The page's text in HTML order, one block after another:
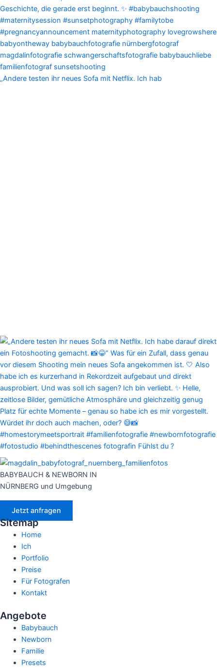
„Andere testen ihr neues Sofa mit Netflix. Ich hab
BABYBAUCH & NEWBORN IN
NÜRNBERG und Umgebung
Jetzt anfragen
Sitemap
Home
Ich
Portfolio
Preise
Für Fotografen
Kontakt
Angebote
Babybauch
Newborn
Familie
Presets